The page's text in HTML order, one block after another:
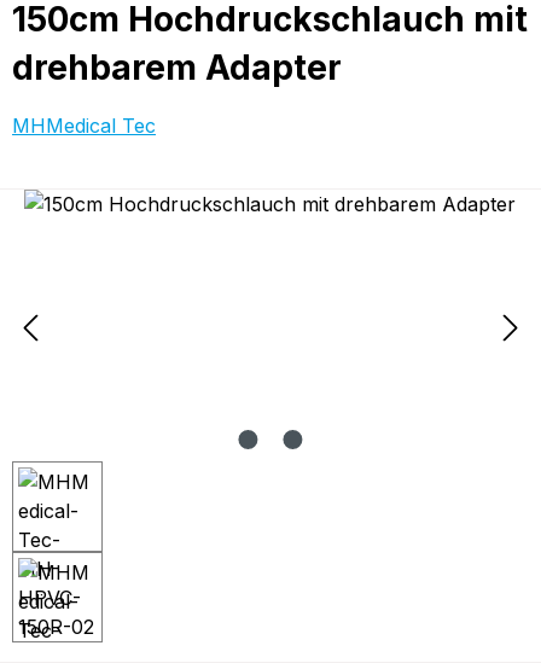
150cm Hochdruckschlauch mit
drehbarem Adapter
MHMedical Tec
Bildergalerie überspringen